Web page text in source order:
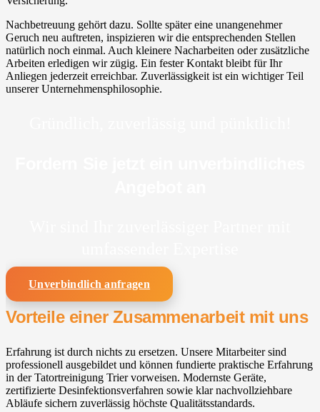
Nachbetreuung gehört dazu. Sollte später eine unangenehmer
Geruch neu auftreten, inspizieren wir die entsprechenden Stellen
natürlich noch einmal. Auch kleinere Nacharbeiten oder zusätzliche
Arbeiten erledigen wir zügig. Ein fester Kontakt bleibt für Ihr
Anliegen jederzeit erreichbar. Zuverlässigkeit ist ein wichtiger Teil
unserer Unternehmensphilosophie.
Unverbindlich anfragen
Vorteile einer Zusammenarbeit mit uns
Erfahrung ist durch nichts zu ersetzen. Unsere Mitarbeiter sind
professionell ausgebildet und können fundierte praktische Erfahrung
in der Tatortreinigung Trier vorweisen. Modernste Geräte,
zertifizierte Desinfektionsverfahren sowie klar nachvollziehbare
Abläufe sichern zuverlässig höchste Qualitätsstandards.